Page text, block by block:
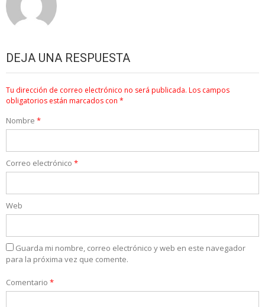
DEJA UNA RESPUESTA
Tu dirección de correo electrónico no será publicada. Los campos
obligatorios están marcados con *
Nombre *
Correo electrónico *
Web
Guarda mi nombre, correo electrónico y web en este navegador
para la próxima vez que comente.
Comentario *